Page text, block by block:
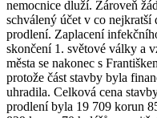
nemocnice dluží. Zároveň
schválený účet v co nejkratší
prodlení. Zaplacení
skončení 1. světové války a
města se nakonec s
protože část stavby byla
uhradila. Celková cena
prodlení byla 19 709 korun